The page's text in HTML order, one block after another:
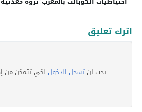
اترك تعليق
يجب ان تسجل الدخول لكي تتمكن من